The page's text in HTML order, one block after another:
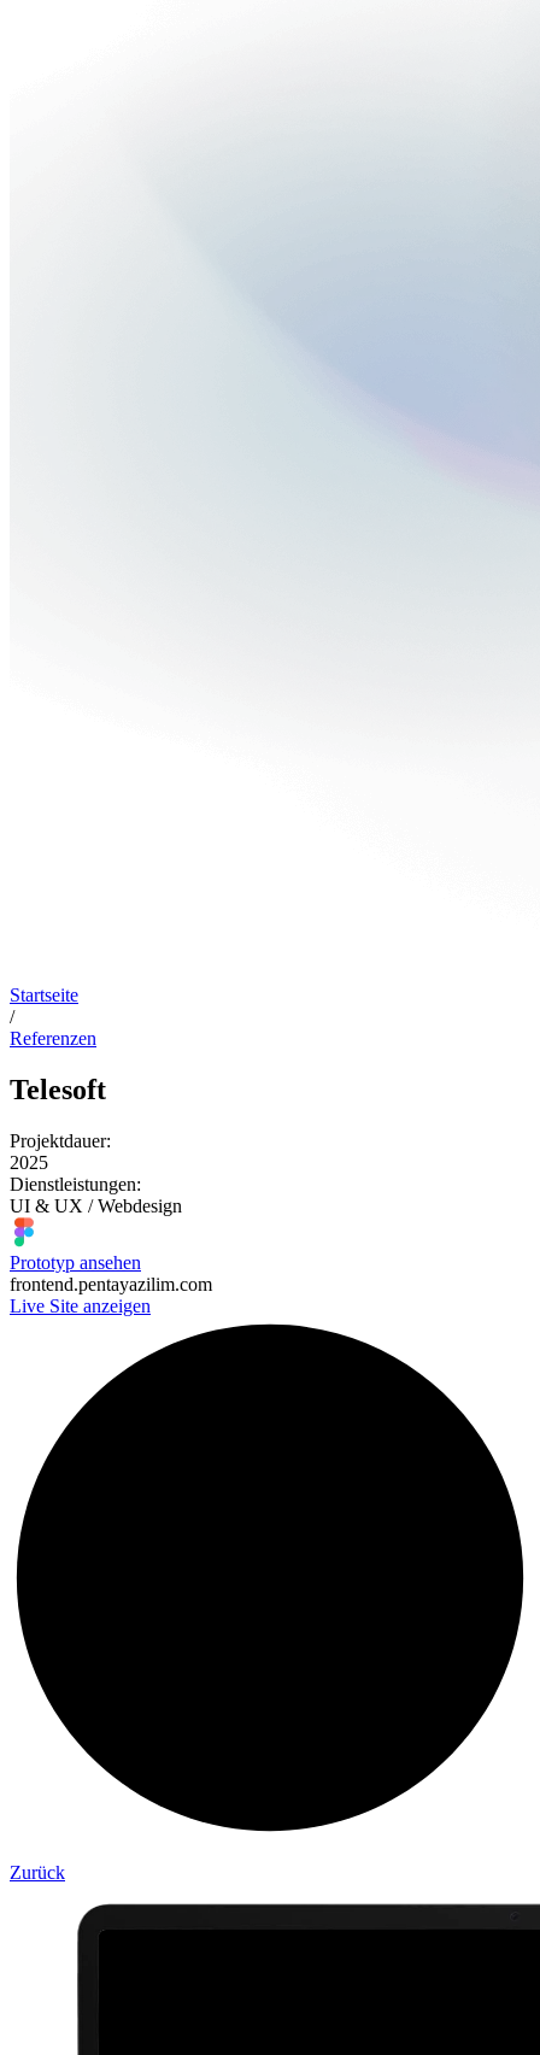
Startseite
/
Referenzen
Telesoft
Projektdauer:
2025
Dienstleistungen:
UI & UX / Webdesign
Prototyp ansehen
frontend.pentayazilim.com
Live Site anzeigen
Zurück